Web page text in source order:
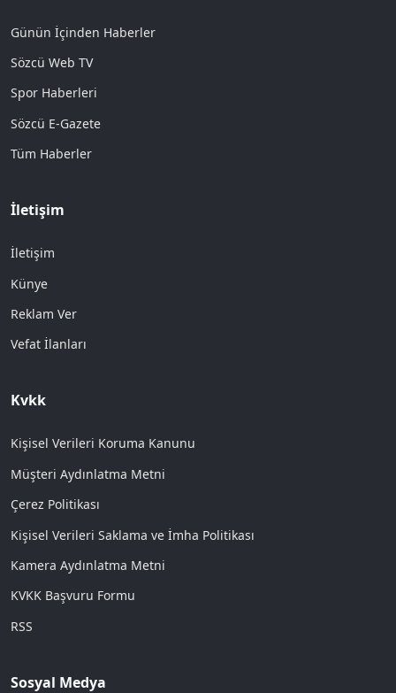
Günün İçinden Haberler
Sözcü Web TV
Spor Haberleri
Sözcü E-Gazete
Tüm Haberler
İletişim
İletişim
Künye
Reklam Ver
Vefat İlanları
Kvkk
Kişisel Verileri Koruma Kanunu
Müşteri Aydınlatma Metni
Çerez Politikası
Kişisel Verileri Saklama ve İmha Politikası
Kamera Aydınlatma Metni
KVKK Başvuru Formu
RSS
Sosyal Medya